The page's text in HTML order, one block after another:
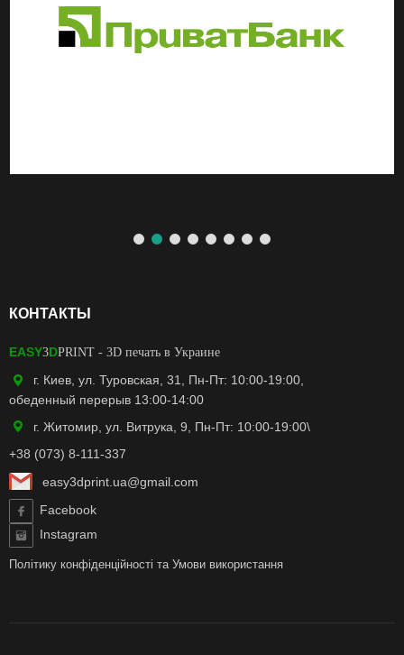
КОНТАКТЫ
EASY3DPRINT - 3D печать в Украине
г. Киев, ул. Туровская, 31, Пн-Пт: 10:00-19:00,
обеденный перерыв 13:00-14:00
г. Житомир, ул. Витрука, 9, Пн-Пт: 10:00-19:00\
+38 (073) 8-111-337
easy3dprint.ua@gmail.com
Facebook
Instagram
Політику конфіденційності та Умови використання